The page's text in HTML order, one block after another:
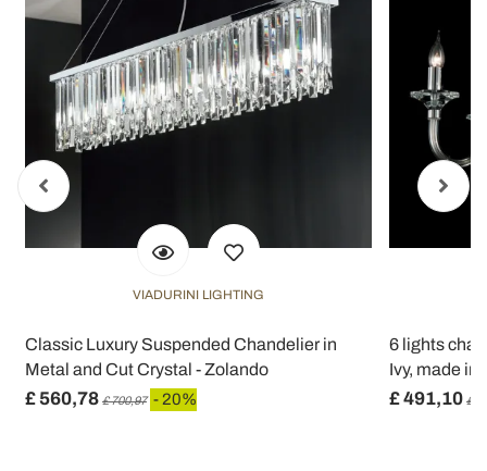
VIADURINI LIGHTING
Classic Luxury Suspended Chandelier in
Metal and Cut Crystal - Zolando
£ 560,78 £ 700,97 - 20%
6 lights
Ivy, made in
£ 491,10 £